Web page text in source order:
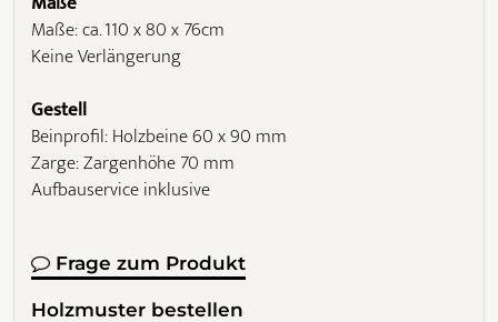
Maße: ca. 110 x 80 x 76cm
Keine Verlängerung
Gestell
Beinprofil: Holzbeine 60 x 90 mm
Zarge: Zargenhöhe 70 mm
Aufbauservice inklusive
Frage zum Produkt
Holzmuster bestellen